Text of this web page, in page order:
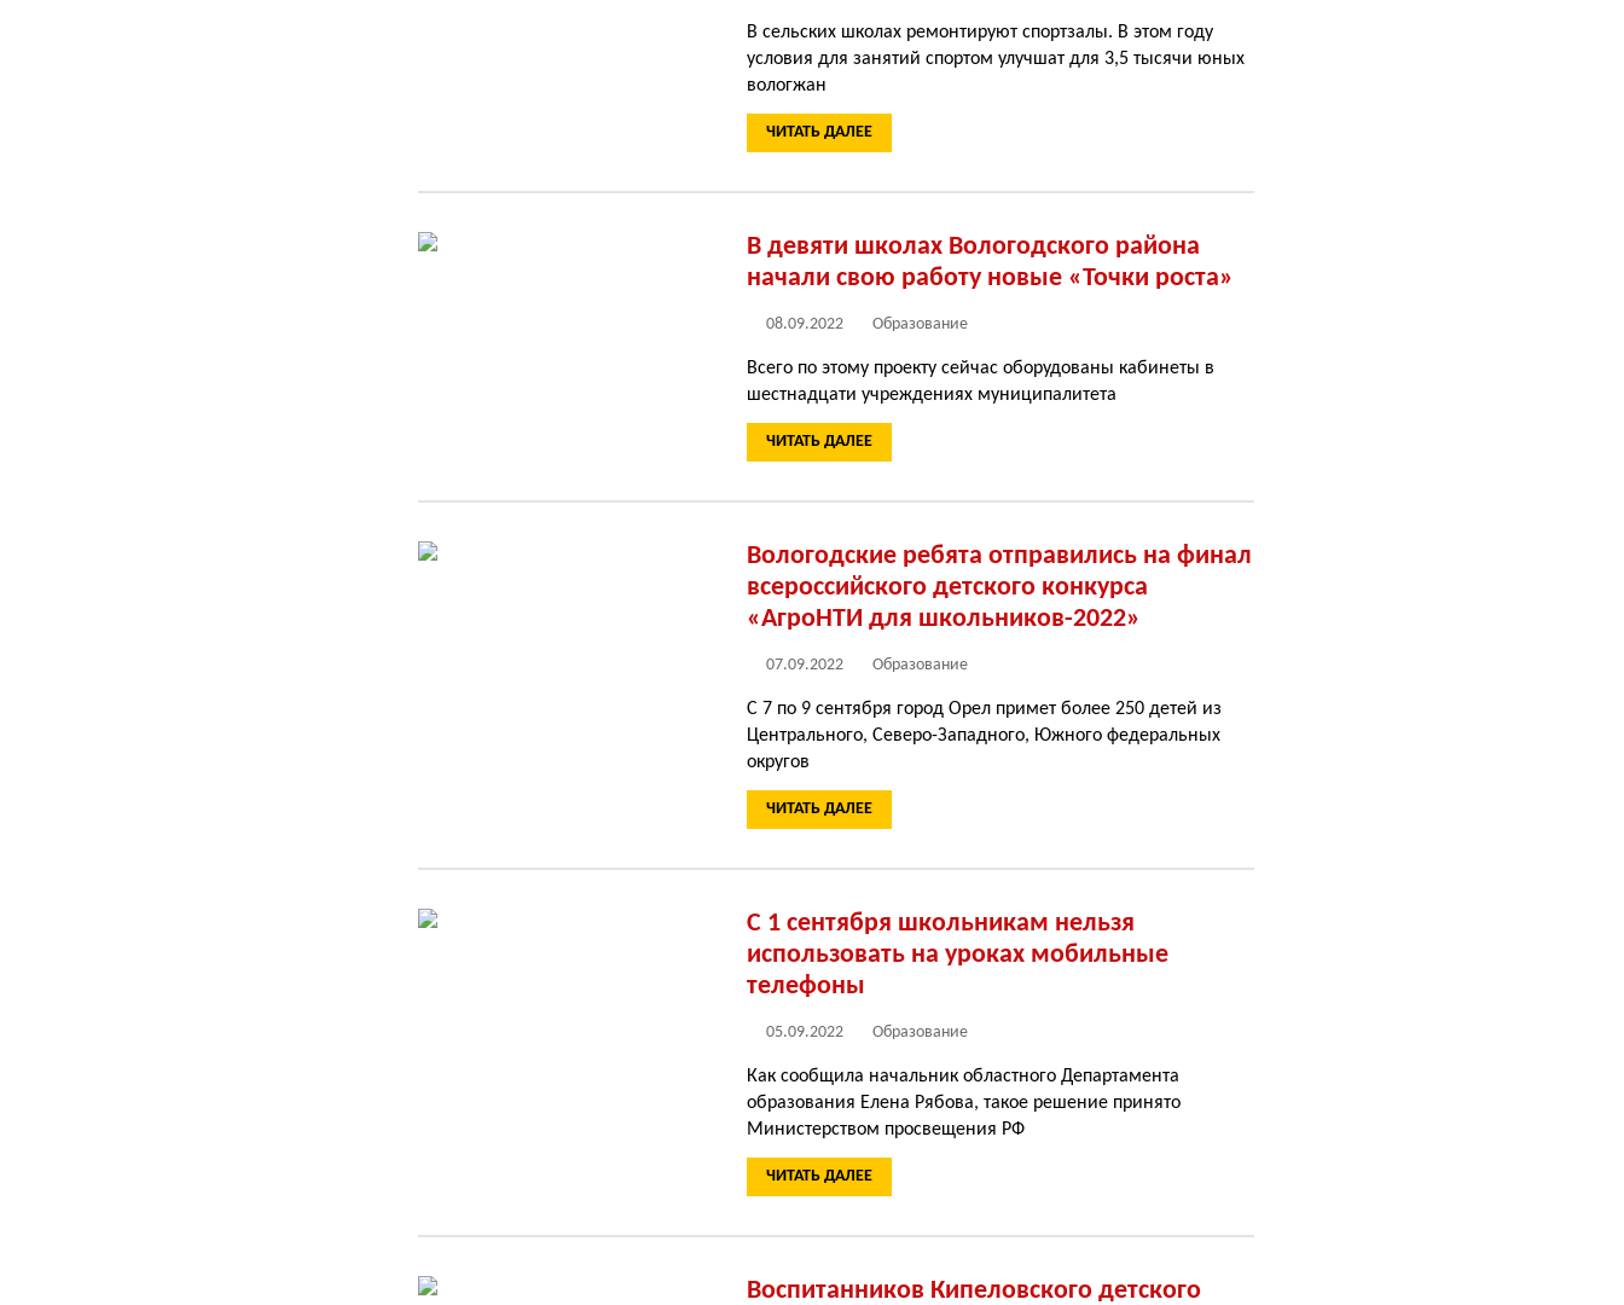
В сельских школах ремонтируют спортзалы. В этом году
условия для занятий спортом улучшат для 3,5 тысячи юных
вологжан
ЧИТАТЬ ДАЛЕЕ
В девяти школах Вологодского района
начали свою работу новые «Точки роста»
08.09.2022 Образование
Всего по этому проекту сейчас оборудованы кабинеты в
шестнадцати учреждениях муниципалитета
ЧИТАТЬ ДАЛЕЕ
Вологодские ребята отправились на финал
всероссийского детского конкурса
«АгроНТИ для школьников-2022»
07.09.2022 Образование
С 7 по 9 сентября город Орел примет более 250 детей из
Центрального, Северо-Западного, Южного федеральных
округов
ЧИТАТЬ ДАЛЕЕ
С 1 сентября школьникам нельзя
использовать на уроках мобильные
телефоны
05.09.2022 Образование
Как сообщила начальник областного Департамента
образования Елена Рябова, такое решение принято
Министерством просвещения РФ
ЧИТАТЬ ДАЛЕЕ
Воспитанников Кипеловского детского